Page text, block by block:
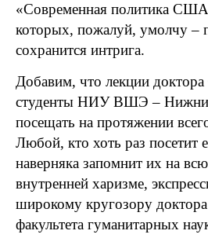
«Современная политика
которых, пожалуй, умолчу –
сохранится интрига.
Добавим, что лекции
студенты НИУ ВШЭ –
посещать на протяжении
Любой, кто хоть раз посетит
наверняка запомнит их на
внутренней харизме,
широкому кругозору
факультета гуманитарных